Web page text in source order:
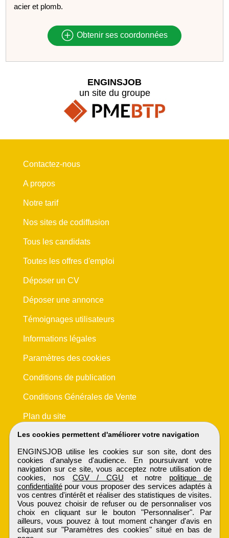
acier et plomb.
Obtenir ses coordonnées
Les cookies permettent d'améliorer votre navigation
ENGINSJOB utilise les cookies sur son site, dont des
cookies d'analyse d'audience. En poursuivant votre
navigation sur ce site, vous acceptez notre utilisation de
cookies, nos CGV / CGU et notre politique de
confidentialitépour vous proposer des services adaptés à
vos centres d'intérêt et réaliser des statistiques de visites.
Vous pouvez choisir de refuser ou de personnaliser vos
choix en cliquant sur le bouton "Personnaliser". Par
ailleurs, vous pouvez à tout moment changer d'avis en
cliquant sur "Paramètres des cookies" situé en bas de
ENGINSJOB
un site du groupe
Contactez-nous
A propos
Notre tarif
Nos sites de codiffusion
Tous les candidats
Toutes les offres d'emploi
Déposer un CV
Déposer une annonce
Témoignages utilisateurs
Informations légales
Paramètres des cookies
Conditions de publication
Conditions Générales de Vente
Plan du site